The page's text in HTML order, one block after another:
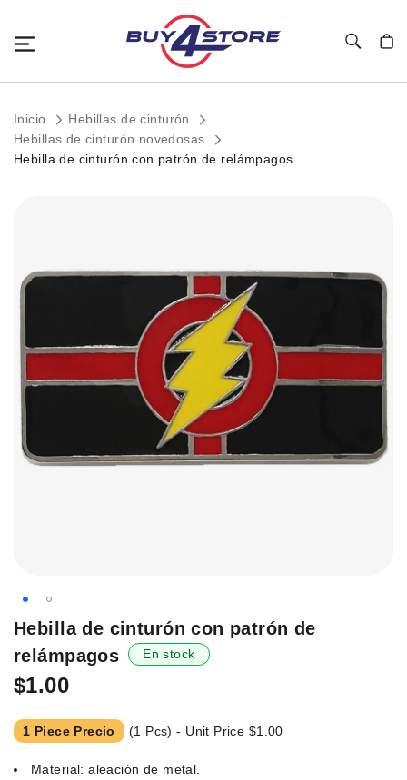
Inicio
Hebillas de cinturón
Hebillas de cinturón novedosas
Hebilla de cinturón con patrón de relámpagos
la
galería
de
Saltar
principio
de
la
galería
de
Hebilla de cinturón con patrón de
relámpagos
En stock
$1.00
1 Piece Precio (1 Pcs) - Unit Price $1.00
Material: aleación de metal.